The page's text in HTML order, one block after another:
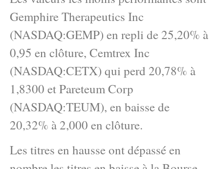
Gemphire Therapeutics Inc
(NASDAQ:GEMP) en repli de 25,20% à
0,95 en clôture, Cemtrex Inc
(NASDAQ:CETX) qui perd 20,78% à
1,8300 et Pareteum Corp
(NASDAQ:TEUM), en baisse de
20,32% à 2,000 en clôture.
Les titres en hausse ont dépassé en